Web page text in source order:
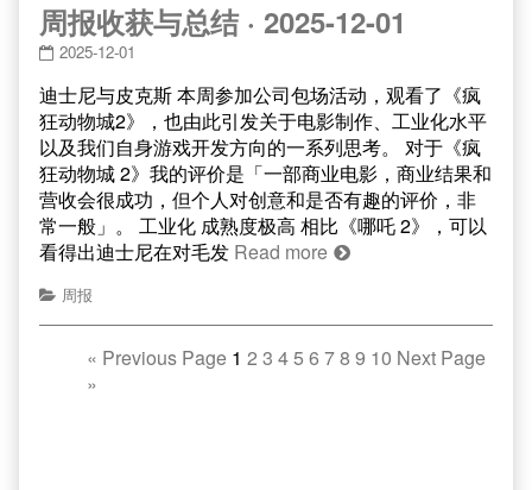
周报收获与总结 · 2025-12-01
2025-12-01
迪士尼与皮克斯 本周参加公司包场活动，观看了《疯
狂动物城2》，也由此引发关于电影制作、工业化水平
以及我们自身游戏开发方向的一系列思考。 对于《疯
狂动物城 2》我的评价是「一部商业电影，商业结果和
营收会很成功，但个人对创意和是否有趣的评价，非
常一般」。 工业化 成熟度极高 相比《哪吒 2》，可以
看得出迪士尼在对毛发 Read more
周报
« Previous Page 1 2 3 45 6 78 9 10 Next Page
»